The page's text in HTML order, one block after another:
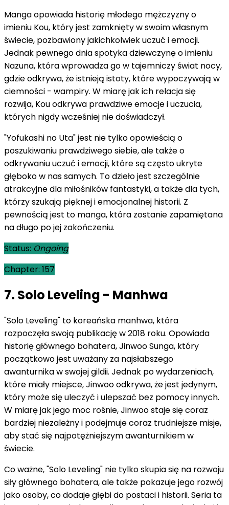
Manga opowiada historię młodego mężczyzny o
imieniu Kou, który jest zamknięty w swoim własnym
świecie, pozbawiony jakichkolwiek uczuć i emocji.
Jednak pewnego dnia spotyka dziewczynę o imieniu
Nazuna, która wprowadza go w tajemniczy świat nocy,
gdzie odkrywa, że istnieją istoty, które wypoczywają w
ciemności - wampiry. W miarę jak ich relacja się
rozwija, Kou odkrywa prawdziwe emocje i uczucia,
których nigdy wcześniej nie doświadczył.
"Yofukashi no Uta" jest nie tylko opowieścią o
poszukiwaniu prawdziwego siebie, ale także o
odkrywaniu uczuć i emocji, które są często ukryte
głęboko w nas samych. To dzieło jest szczególnie
atrakcyjne dla miłośników fantastyki, a także dla tych,
którzy szukają pięknej i emocjonalnej historii. Z
pewnością jest to manga, która zostanie zapamiętana
na długo po jej zakończeniu.
Status: Ongoing
Chapter: 157
7. Solo Leveling - Manhwa
"Solo Leveling" to koreańska manhwa, która
rozpoczęła swoją publikację w 2018 roku. Opowiada
historię głównego bohatera, Jinwoo Sunga, który
początkowo jest uważany za najsłabszego
awanturnika w swojej gildii. Jednak po wydarzeniach,
które miały miejsce, Jinwoo odkrywa, że jest jedynym,
który może się uleczyć i ulepszać bez pomocy innych.
W miarę jak jego moc rośnie, Jinwoo staje się coraz
bardziej niezależny i podejmuje coraz trudniejsze misje,
aby stać się najpotężniejszym awanturnikiem w
świecie.
Co ważne, "Solo Leveling" nie tylko skupia się na rozwoju
siły głównego bohatera, ale także pokazuje jego rozwój
jako osoby, co dodaje głębi do postaci i historii. Seria ta